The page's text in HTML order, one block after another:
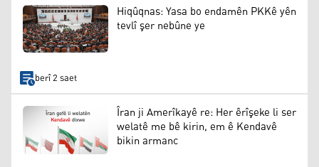
Hiqûqnas: Yasa bo endamên PKKê yên
tevlî şer nebûne ye
berî 2 saet
Îran ji Amerîkayê re: Her êrîşeke li ser
welatê me bê kirin, em ê Kendavê
bikin armanc